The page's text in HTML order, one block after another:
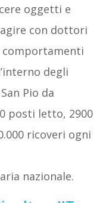
oggetti e
con dottori
comportamenti
degli
Pio da
posti letto, 2900
ricoveri ogni
nazionale.